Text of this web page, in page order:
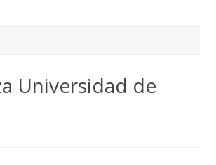
Universidad de